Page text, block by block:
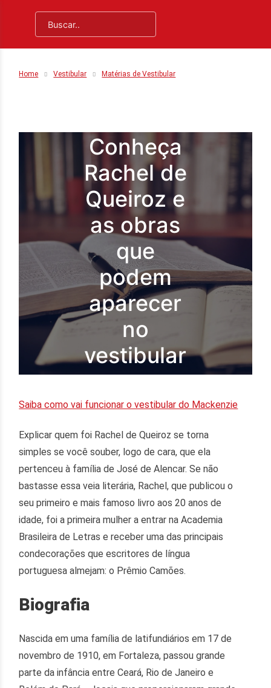
Home Vestibular Matérias de Vestibular
Conheça
Rachel de
Queiroz e
as obras
que
podem
aparecer
no
vestibular
Saiba como vai funcionar o vestibular do Mackenzie
Explicar quem foi Rachel de Queiroz se torna
simples se você souber, logo de cara, que ela
pertenceu à família de José de Alencar. Se não
bastasse essa veia literária, Rachel, que publicou o
seu primeiro e mais famoso livro aos 20 anos de
idade, foi a primeira mulher a entrar na Academia
Brasileira de Letras e receber uma das principais
condecorações que escritores de língua
portuguesa almejam: o Prêmio Camões.
Biografia
Nascida em uma família de latifundiários em 17 de
novembro de 1910, em Fortaleza, passou grande
parte da infância entre Ceará, Rio de Janeiro e